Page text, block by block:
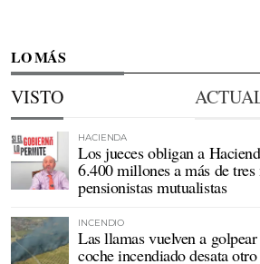
LO MÁS
VISTO
HACIENDA
Los jueces obligan a
6.400 millones a más de
pensionistas mutualistas
INCENDIO
Las llamas vuelven a
coche incendiado desata